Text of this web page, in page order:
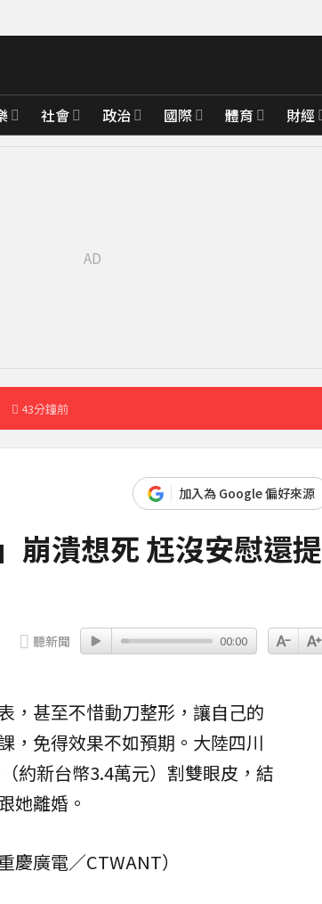
社會 政治 國際 體育 財經
43分鐘前
加入為 Google 偏好來源
崩潰想死 尪沒安慰還提
聽新聞 00:00
，甚至不惜動刀整形，讓自己的
，免得效果不如預期。大陸四川
約新台幣3.4萬元） 割雙眼皮 ，結
她離婚 。
廣電／CTWANT）